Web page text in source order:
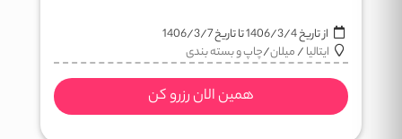
از تاریخ1406/3/4تا تاریخ1406/3/7
ایتالیا/میلان/چاپ و بسته بندی
همین الان رزرو کن